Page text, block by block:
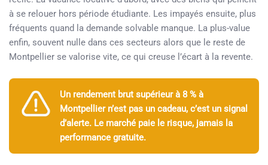
à se relouer hors période étudiante. Les impayés ensuite, plus
fréquents quand la demande solvable manque. La plus-value
enfin, souvent nulle dans ces secteurs alors que le reste de
Montpellier se valorise vite, ce qui creuse l’écart à la revente.
Un rendement brut supérieur à 8 % à
Montpellier n’est pas un cadeau, c’est un signal
d’alerte. Le marché paie le risque, jamais la
performance gratuite.